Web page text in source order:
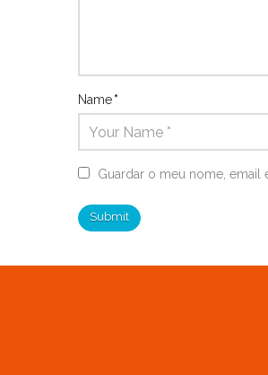
Name*
Guardar o meu nome, email